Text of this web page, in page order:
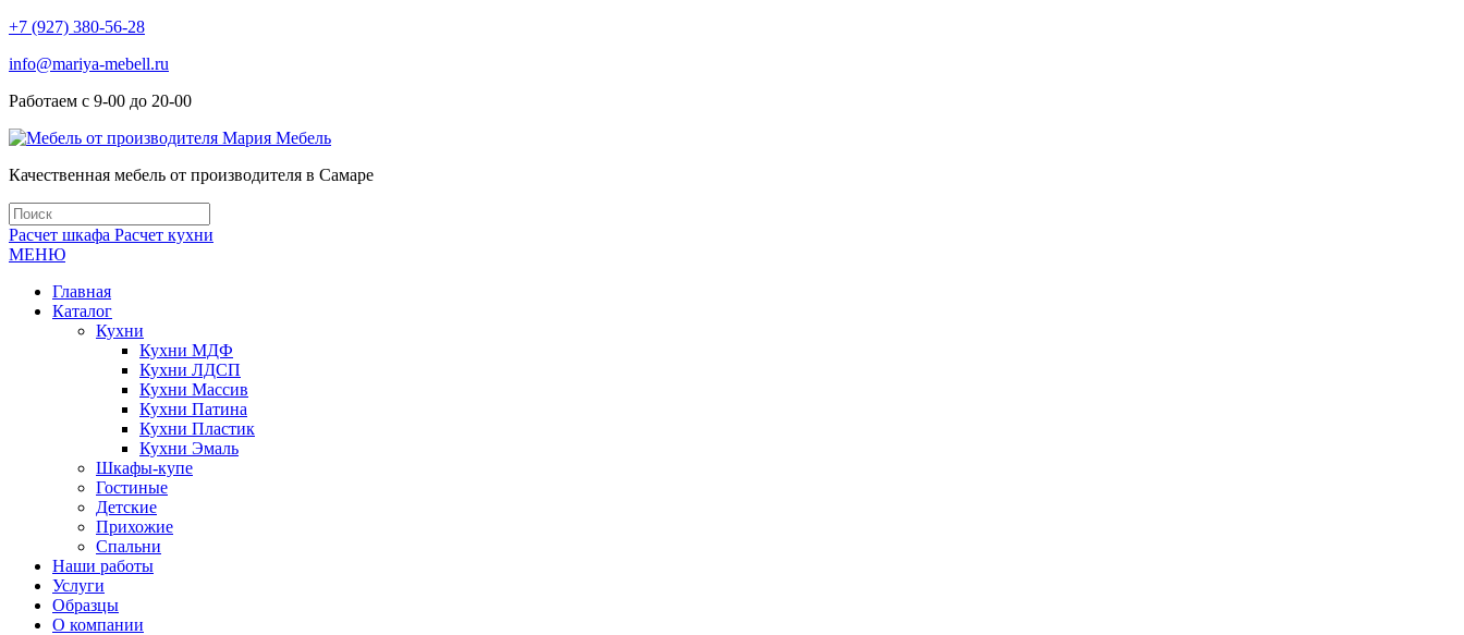
+7 (927) 380-56-28
info@mariya-mebell.ru
Работаем с 9-00 до 20-00
Качественная мебель от производителя в Самаре
Расчет шкафа Расчет кухни
МЕНЮ
Главная
Каталог
Кухни
Кухни МДФ
Кухни ЛДСП
Кухни Массив
Кухни Патина
Кухни Пластик
Кухни Эмаль
Шкафы-купе
Гостиные
Детские
Прихожие
Спальни
Наши работы
Услуги
Образцы
О компании